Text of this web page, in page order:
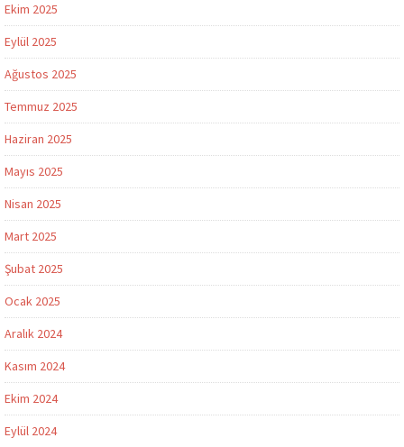
Ekim 2025
Eylül 2025
Ağustos 2025
Temmuz 2025
Haziran 2025
Mayıs 2025
Nisan 2025
Mart 2025
Şubat 2025
Ocak 2025
Aralık 2024
Kasım 2024
Ekim 2024
Eylül 2024